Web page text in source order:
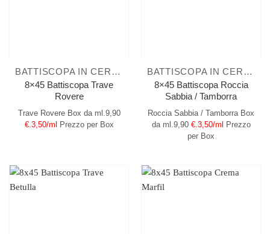
BATTISCOPA IN CERAMICA
8×45 Battiscopa Trave
Rovere
Trave Rovere Box da ml.9,90
€.3,50/ml
Prezzo per Box
BATTISCOPA IN CERAMICA
8×45 Battiscopa Roccia
Sabbia / Tamborra
Roccia Sabbia / Tamborra Box
da ml.9,90 €.3,50/ml
Prezzo
per Box